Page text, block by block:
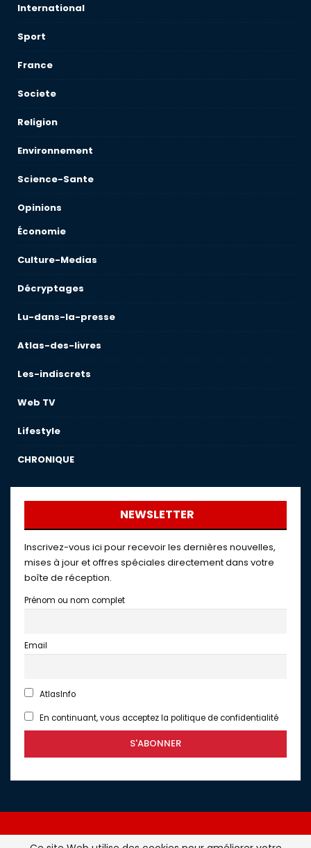
International
Sport
France
Societe
Religion
Environnement
Science-Sante
Opinions
Économie
Culture-Medias
Décryptages
Lu-dans-la-presse
Atlas-des-livres
Les-indiscrets
Web TV
Lifestyle
CHRONIQUE
NEWSLETTER
Inscrivez-vous ici pour recevoir les dernières nouvelles,
mises à jour et offres spéciales directement dans votre
boîte de réception.
Prénom ou nom complet
Email
AtlasInfo
En continuant, vous acceptez la politique de confidentialité